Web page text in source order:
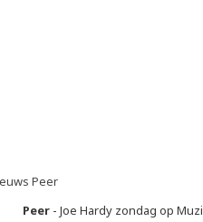
Peer
Peer - Joe Hardy zondag op